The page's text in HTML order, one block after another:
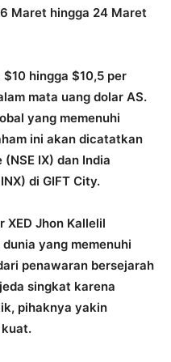
Maret hingga 24 Maret
hingga $10,5 per
mata uang dolar AS.
yang memenuhi
ini akan dicatatkan
IX) dan India
di GIFT City.
XED Jhon Kallelil
yang memenuhi
penawaran bersejarah
singkat karena
pihaknya yakin